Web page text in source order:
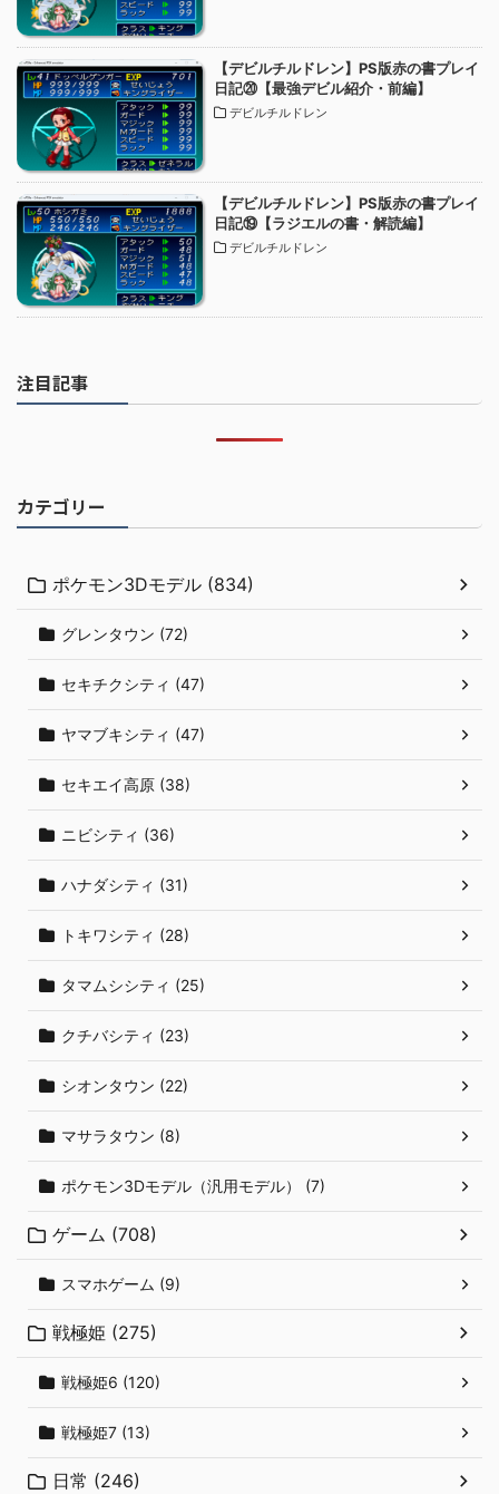
【デビルチルドレン】PS版赤の書プレイ
日記⑳【最強デビル紹介・前編】
デビルチルドレン
【デビルチルドレン】PS版赤の書プレイ
日記⑲【ラジエルの書・解読編】
デビルチルドレン
注目記事
カテゴリー
ポケモン3Dモデル (834)
グレンタウン (72)
セキチクシティ (47)
ヤマブキシティ (47)
セキエイ高原 (38)
ニビシティ (36)
ハナダシティ (31)
トキワシティ (28)
タマムシシティ (25)
クチバシティ (23)
シオンタウン (22)
マサラタウン (8)
ポケモン3Dモデル（汎用モデル） (7)
ゲーム (708)
スマホゲーム (9)
戦極姫 (275)
戦極姫6 (120)
戦極姫7 (13)
日常 (246)